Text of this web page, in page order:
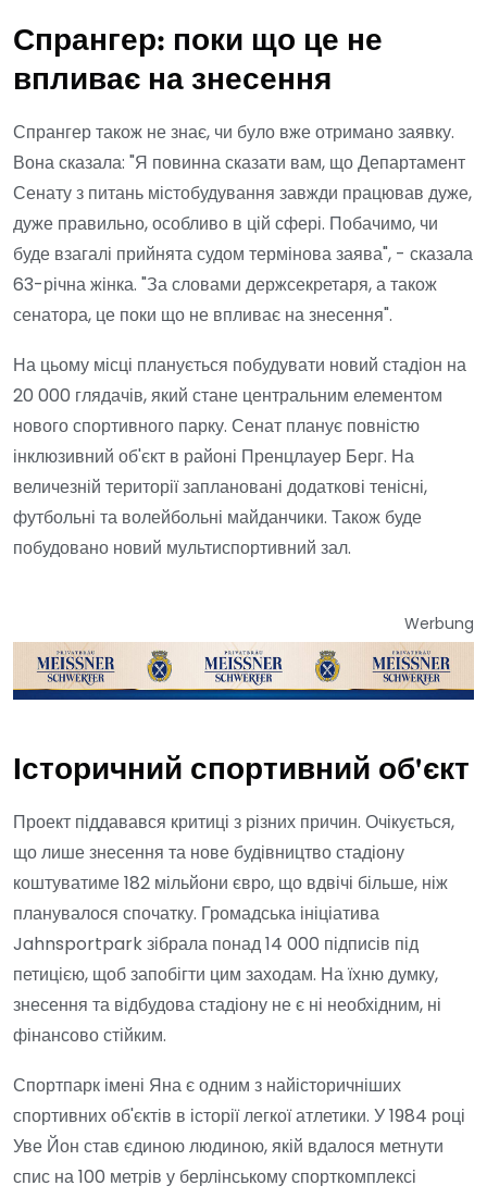
Спрангер: поки що це не
впливає на знесення
Спрангер також не знає, чи було вже отримано заявку.
Вона сказала: "Я повинна сказати вам, що Департамент
Сенату з питань містобудування завжди працював дуже,
дуже правильно, особливо в цій сфері. Побачимо, чи
буде взагалі прийнята судом термінова заява", - сказала
63-річна жінка. "За словами держсекретаря, а також
сенатора, це поки що не впливає на знесення".
На цьому місці планується побудувати новий стадіон на
20 000 глядачів, який стане центральним елементом
нового спортивного парку. Сенат планує повністю
інклюзивний об'єкт в районі Пренцлауер Берг. На
величезній території заплановані додаткові тенісні,
футбольні та волейбольні майданчики. Також буде
побудовано новий мультиспортивний зал.
Werbung
Історичний спортивний об'єкт
Проект піддавався критиці з різних причин. Очікується,
що лише знесення та нове будівництво стадіону
коштуватиме 182 мільйони євро, що вдвічі більше, ніж
планувалося спочатку. Громадська ініціатива
Jahnsportpark зібрала понад 14 000 підписів під
петицією, щоб запобігти цим заходам. На їхню думку,
знесення та відбудова стадіону не є ні необхідним, ні
фінансово стійким.
Спортпарк імені Яна є одним з найісторичніших
спортивних об'єктів в історії легкої атлетики. У 1984 році
Уве Йон став єдиною людиною, якій вдалося метнути
спис на 100 метрів у берлінському спорткомплексі